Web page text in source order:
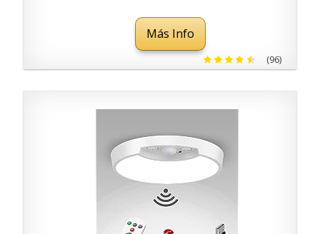
Escalera, Sótano, Armario,
Pasillo, Blanco Frío (1 Pcs)
Más Info
(96)